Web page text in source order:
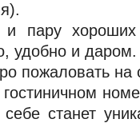
пару хороших
удобно и даром.
пожаловать на
станет